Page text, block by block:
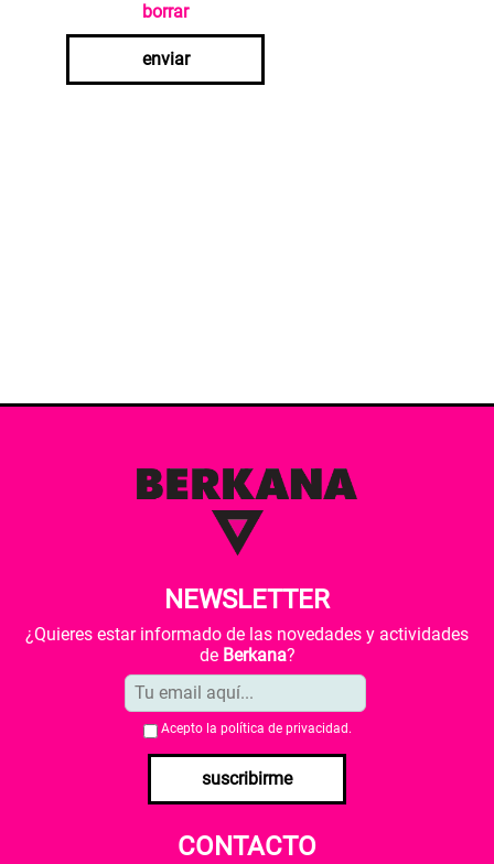
borrar
enviar
NEWSLETTER
¿Quieres estar informado de las novedades y actividades
de Berkana?
Acepto la política de privacidad .
suscribirme
CONTACTO